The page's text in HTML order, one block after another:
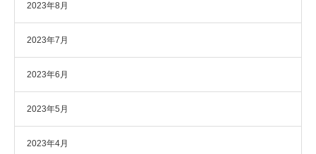
2023年8月
2023年7月
2023年6月
2023年5月
2023年4月